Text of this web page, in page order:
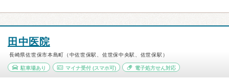
田中医院
長崎県佐世保市本島町（中佐世保駅、佐世保中央駅、佐世保駅）
駐車場あり マイナ受付(スマホ可) 電子処方せん対応